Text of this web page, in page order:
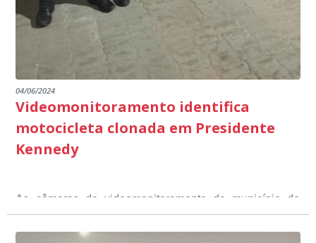
04/06/2024
Videomonitoramento identifica
motocicleta clonada em Presidente
Kennedy
As câmeras de videomonitoramento do município de
Presidente Kennedy identificaram neste fim de semana,
01 de junho, uma motocicleta com indícios de